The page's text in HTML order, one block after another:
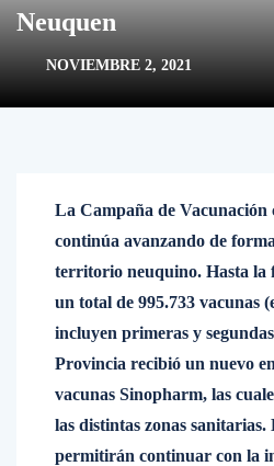
Neuquen
NOVIEMBRE 2, 2021
La Campaña de
continúa avanzando de
territorio neuquino. Hasta la
un total de 995.733 vacunas
incluyen primeras y
Provincia recibió un nuevo
vacunas Sinopharm, las
las distintas zonas sanitarias.
permitirán continuar con la